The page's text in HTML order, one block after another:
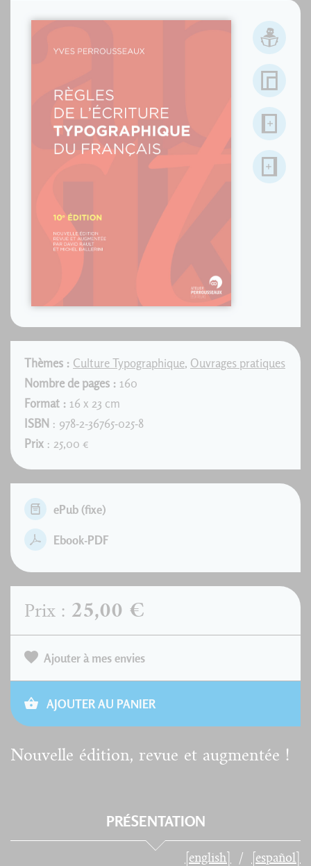
Thèmes : Culture Typographique, Ouvrages pratiques
Nombre de pages : 160
Format : 16 x 23 cm
ISBN : 978-2-36765-025-8
Prix : 25,00 €
ePub (fixe)
Ebook-PDF
Prix : 25,00 €
Ajouter à mes envies
AJOUTER AU PANIER
Nouvelle édition, revue et augmentée !
PRÉSENTATION
[english] [español]